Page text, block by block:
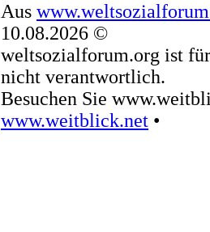
Aus
10.08.2026 ©
weltsozialforum.org ist
nicht verantwortlich.
Besuchen Sie
www.weitblick.net •